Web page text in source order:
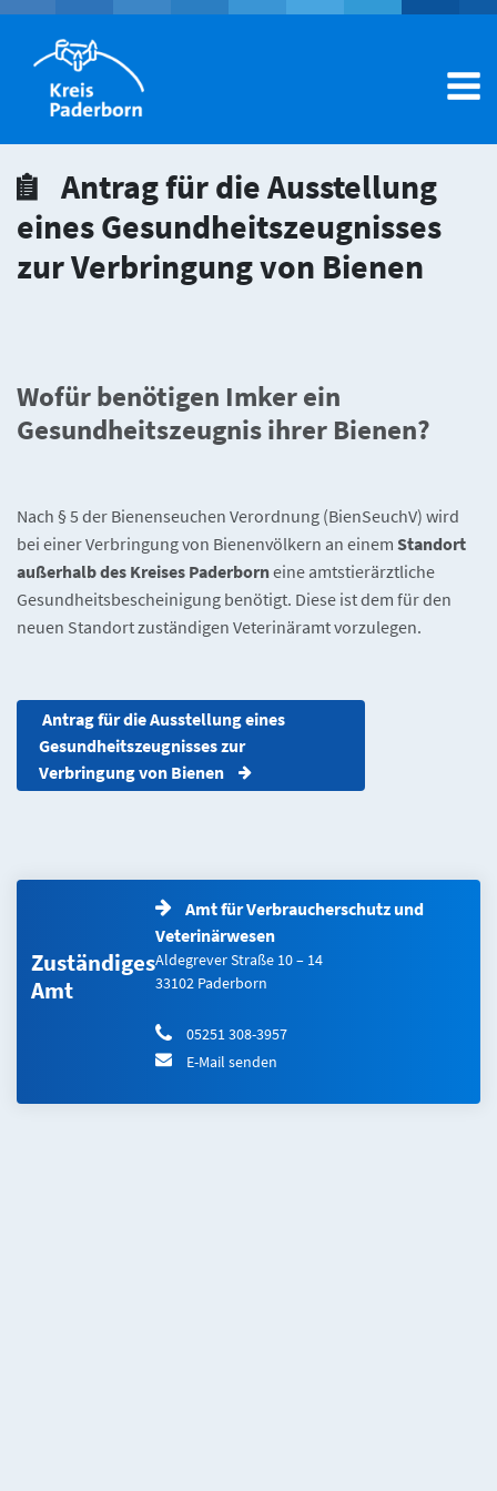
Dienstleistungen A-Z
Ämter A-Z
Antrag für die Ausstellung
eines Gesundheitszeugnisses
zur Verbringung von Bienen
Wofür benötigen Imker ein
Gesundheitszeugnis ihrer Bienen?
Nach § 5 der Bienenseuchen Verordnung (BienSeuchV) wird
bei einer Verbringung von Bienenvölkern an einem Standort
außerhalb des Kreises Paderborneine amtstierärztliche
Gesundheitsbescheinigung benötigt. Diese ist dem für den
neuen Standort zuständigen Veterinäramt vorzulegen.
Antrag für die Ausstellung eines
Gesundheitszeugnisses zur
Verbringung von Bienen
Zuständiges
Amt
Amt für Verbraucherschutz und
Veterinärwesen
Aldegrever Straße 10 – 14
33102 Paderborn
05251 308-3957
E-Mail senden